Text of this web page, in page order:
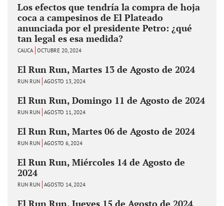
Los efectos que tendría la compra de hoja
coca a campesinos de El Plateado
anunciada por el presidente Petro: ¿qué
tan legal es esa medida?
CAUCA OCTUBRE 20, 2024
El Run Run, Martes 13 de Agosto de 2024
RUN RUN AGOSTO 13, 2024
El Run Run, Domingo 11 de Agosto de 2024
RUN RUN AGOSTO 11, 2024
El Run Run, Martes 06 de Agosto de 2024
RUN RUN AGOSTO 6, 2024
El Run Run, Miércoles 14 de Agosto de
2024
RUN RUN AGOSTO 14, 2024
El Run Run, Jueves 15 de Agosto de 2024